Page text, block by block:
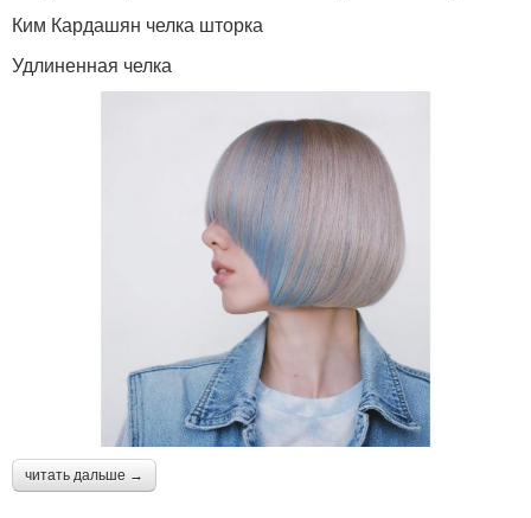
Ким Кардашян челка шторка
Удлиненная челка
читать дальше →